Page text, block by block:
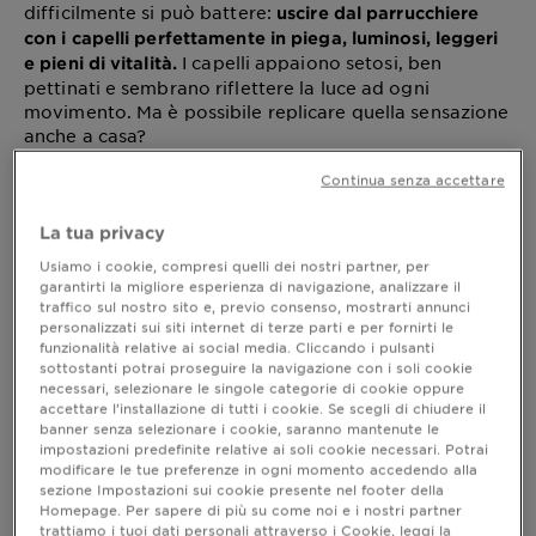
difficilmente si può battere: uscire dal parrucchiere
con i capelli perfettamente in piega, luminosi, leggeri
e pieni di vitalità. I capelli appaiono setosi, ben
pettinati e sembrano riflettere la luce ad ogni
movimento. Ma è possibile replicare quella sensazione
anche a casa?
prodotti adatti, si può ottenere una chioma brillante
Vediamo insieme come fare.
Capelli lucidi: come fare?
I capelli tendono a diventare opachi per diversi
motivi, come l’accumulo di prodotti (se non
vengono sciacquati bene) e polvere, le condizioni
atmosferiche, i lavaggi eccessivi o con prodotti
inadatti, e la mancanza di idratazione. La struttura
stessa del capello è composta da cuticole, piccole
scaglie che si sovrappongono e che, se ben chiuse,
La tua privacy
Usiamo i cookie, compresi quelli dei nostri partner, per
garantirti la migliore esperienza di navigazione, analizzare il
traffico sul nostro sito e, previo consenso, mostrarti annunci
personalizzati sui siti internet di terze parti e per fornirti le
funzionalità relative ai social media. Cliccando i pulsanti
sottostanti potrai proseguire la navigazione con i soli cookie
necessari, selezionare le singole categorie di cookie oppure
accettare l’installazione di tutti i cookie. Se scegli di chiudere il
banner senza selezionare i cookie, saranno mantenute le
impostazioni predefinite relative ai soli cookie necessari. Potrai
modificare le tue preferenze in ogni momento accedendo alla
sezione Impostazioni sui cookie presente nel footer della
Homepage. Per sapere di più su come noi e i nostri partner
trattiamo i tuoi dati personali attraverso i Cookie, leggi la
Continua senza accettare